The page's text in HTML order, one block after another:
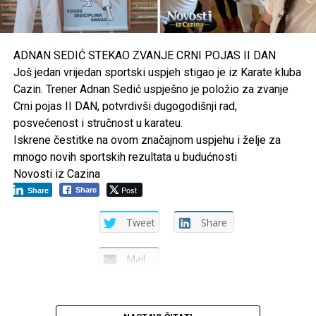
Share Post
Share
Tweet Share
Mail
ADNAN SEDIĆ STEKAO ZVANJE CRNI POJAS II DAN
Još jedan vrijedan sportski uspjeh stigao je iz Karate kluba
Cazin. Trener Adnan Sedić uspješno je položio za zvanje
Crni pojas II DAN, potvrdivši dugogodišnji rad,
posvećenost i stručnost u karateu.
Iskrene čestitke na ovom značajnom uspjehu i želje za
mnogo novih sportskih rezultata u budućnosti
Novosti iz Cazina
Share Post
Share
Tweet Share
Mail